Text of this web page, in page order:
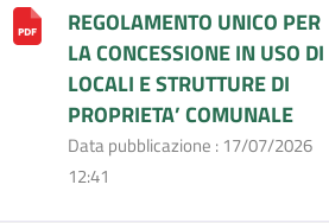
REGOLAMENTO UNICO PER
LA CONCESSIONE IN USO DI
LOCALI E STRUTTURE DI
PROPRIETA’ COMUNALE
Data pubblicazione : 17/07/2026
12:41